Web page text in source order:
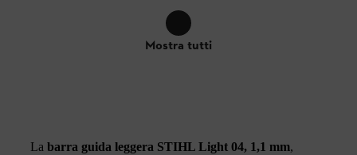
Mostra tutti
La barra guida leggera STIHL Light 04, 1,1 mm,